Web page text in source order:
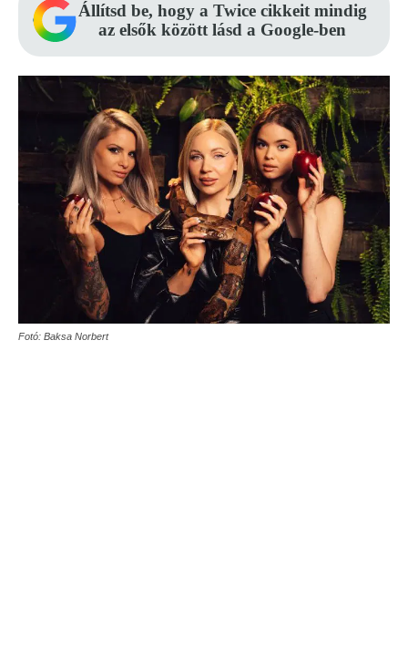
Állítsd be, hogy a Twice cikkeit mindig
az elsők között lásd a Google-ben
Fotó: Baksa Norbert